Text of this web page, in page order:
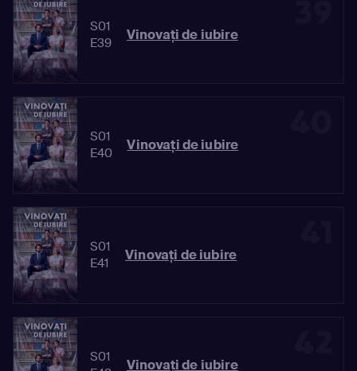
S01
E39
Vinovaţi de iubire
S01
E40
Vinovaţi de iubire
S01
E41
Vinovaţi de iubire
S01
Vinovaţi de iubire